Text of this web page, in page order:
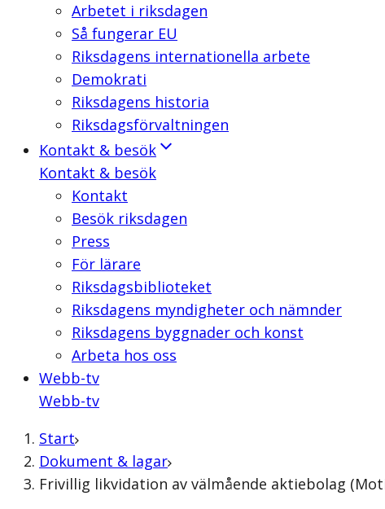
Arbetet i riksdagen
Så fungerar EU
Riksdagens internationella arbete
Demokrati
Riksdagens historia
Riksdagsförvaltningen
Kontakt & besök
Kontakt & besök
Kontakt
Besök riksdagen
Press
För lärare
Riksdagsbiblioteket
Riksdagens myndigheter och nämnder
Riksdagens byggnader och konst
Arbeta hos oss
Webb-tv
Webb-tv
Start
Dokument & lagar
Frivillig likvidation av välmående aktiebolag